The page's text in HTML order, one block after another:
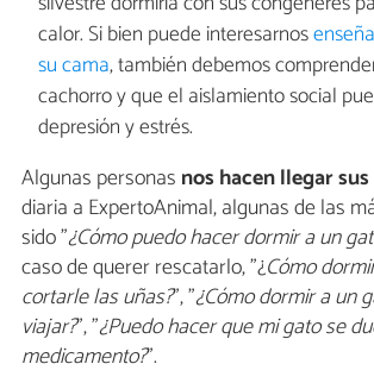
calor. Si bien puede interesarnos
su cama, también debemos
cachorro y que el aislamiento social
depresión y estrés.
Algunas personas nos hacen llegar sus
diaria a ExpertoAnimal, algunas de las
sido "¿Cómo puedo hacer dormir a un
caso de querer rescatarlo, "¿Cómo
cortarle las uñas?", "¿Cómo dormir a un
viajar?", "¿Puedo hacer que mi gato se
medicamento?".